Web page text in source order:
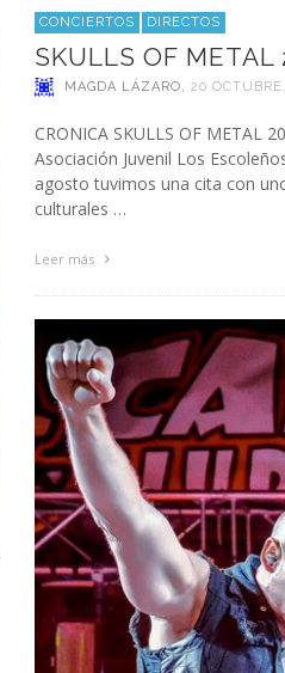
CONCIERTOS DIRECTOS
SKULLS OF METAL
MAGDA LÁZARO, 20
CRONICA SKULLS OF METAL
Asociación Juvenil Los
agosto tuvimos una cita con
culturales …
Leer más